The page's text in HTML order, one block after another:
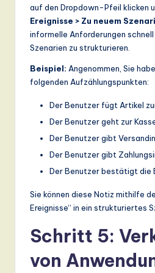
auf den Dropdown-Pfeil klicken
Ereignisse > Zu neuem
informelle Anforderungen
Szenarien zu strukturieren.
Beispiel: Angenommen, Sie
folgenden Aufzählungspunkten:
Der Benutzer fügt Artikel
Der Benutzer geht zur
Der Benutzer gibt
Der Benutzer gibt
Der Benutzer bestätigt die
Sie können diese Notiz mithilfe
Ereignisse“ in ein strukturiertes
Schritt 5:
von